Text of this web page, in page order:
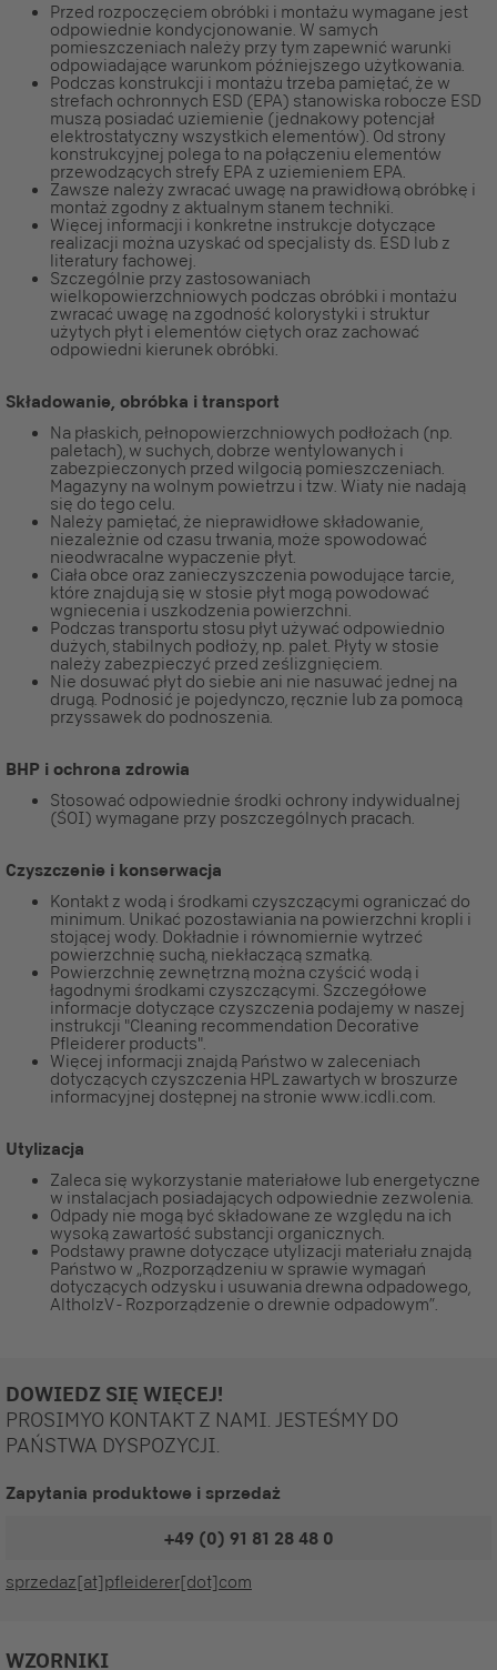
Przed rozpoczęciem obróbki i montażu wymagane jest
odpowiednie kondycjonowanie. W samych
pomieszczeniach należy przy tym zapewnić warunki
odpowiadające warunkom późniejszego użytkowania.
Podczas konstrukcji i montażu trzeba pamiętać, że w
strefach ochronnych ESD (EPA) stanowiska robocze ESD
muszą posiadać uziemienie (jednakowy potencjał
elektrostatyczny wszystkich elementów). Od strony
konstrukcyjnej polega to na połączeniu elementów
przewodzących strefy EPA z uziemieniem EPA.
Zawsze należy zwracać uwagę na prawidłową obróbkę i
montaż zgodny z aktualnym stanem techniki.
Więcej informacji i konkretne instrukcje dotyczące
realizacji można uzyskać od specjalisty ds. ESD lub z
literatury fachowej.
Szczególnie przy zastosowaniach
wielkopowierzchniowych podczas obróbki i montażu
zwracać uwagę na zgodność kolorystyki i struktur
użytych płyt i elementów ciętych oraz zachować
odpowiedni kierunek obróbki.
Składowanie, obróbka i transport
Na płaskich, pełnopowierzchniowych podłożach (np.
paletach), w suchych, dobrze wentylowanych i
zabezpieczonych przed wilgocią pomieszczeniach.
Magazyny na wolnym powietrzu i tzw. Wiaty nie nadają
się do tego celu.
Należy pamiętać, że nieprawidłowe składowanie,
niezależnie od czasu trwania, może spowodować
nieodwracalne wypaczenie płyt.
Ciała obce oraz zanieczyszczenia powodujące tarcie,
które znajdują się w stosie płyt mogą powodować
wgniecenia i uszkodzenia powierzchni.
Podczas transportu stosu płyt używać odpowiednio
dużych, stabilnych podłoży, np. palet. Płyty w stosie
należy zabezpieczyć przed ześlizgnięciem.
Nie dosuwać płyt do siebie ani nie nasuwać jednej na
drugą. Podnosić je pojedynczo, ręcznie lub za pomocą
przyssawek do podnoszenia.
BHP i ochrona zdrowia
Stosować odpowiednie środki ochrony indywidualnej
(ŚOI) wymagane przy poszczególnych pracach.
Czyszczenie i konserwacja
Kontakt z wodą i środkami czyszczącymi ograniczać do
minimum. Unikać pozostawiania na powierzchni kropli i
stojącej wody. Dokładnie i równomiernie wytrzeć
powierzchnię suchą, niekłaczącą szmatką.
Powierzchnię zewnętrzną można czyścić wodą i
łagodnymi środkami czyszczącymi. Szczegółowe
informacje dotyczące czyszczenia podajemy w naszej
instrukcji "Cleaning recommendation Decorative
Pfleiderer products".
Więcej informacji znajdą Państwo w zaleceniach
dotyczących czyszczenia HPL zawartych w broszurze
informacyjnej dostępnej na stronie www.icdli.com.
Utylizacja
Zaleca się wykorzystanie materiałowe lub energetyczne
w instalacjach posiadających odpowiednie zezwolenia.
Odpady nie mogą być składowane ze względu na ich
wysoką zawartość substancji organicznych.
Podstawy prawne dotyczące utylizacji materiału znajdą
Państwo w „Rozporządzeniu w sprawie wymagań
dotyczących odzysku i usuwania drewna odpadowego,
AltholzV - Rozporządzenie o drewnie odpadowym”.
DOWIEDZ SIĘ WIĘCEJ!
PROSIMYO KONTAKT Z NAMI. JESTEŚMY DO
PAŃSTWA DYSPOZYCJI.
Zapytania produktowe i sprzedaż
+49 (0) 91 81 28 48 0
sprzedaz[at]pfleiderer[dot]com
WZORNIKI